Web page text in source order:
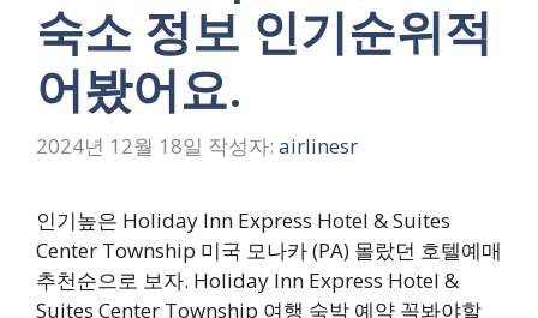
숙소 정보 인기순위적
어봤어요.
2024년 12월 18일 작성자: airlinesr
인기높은 Holiday Inn Express Hotel & Suites
Center Township 미국 모나카 (PA) 몰랐던 호텔예매
추천순으로 보자. Holiday Inn Express Hotel &
Suites Center Township 여행 숙박 예약 꼭봐야할